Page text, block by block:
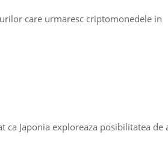
care urmaresc criptomonedele in
Japonia exploreaza posibilitatea de